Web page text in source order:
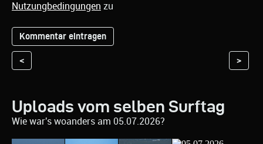
Nutzungbedingungen zu
< >
Uploads vom selben Surftag
Wie war's woanders am 05.07.2026?